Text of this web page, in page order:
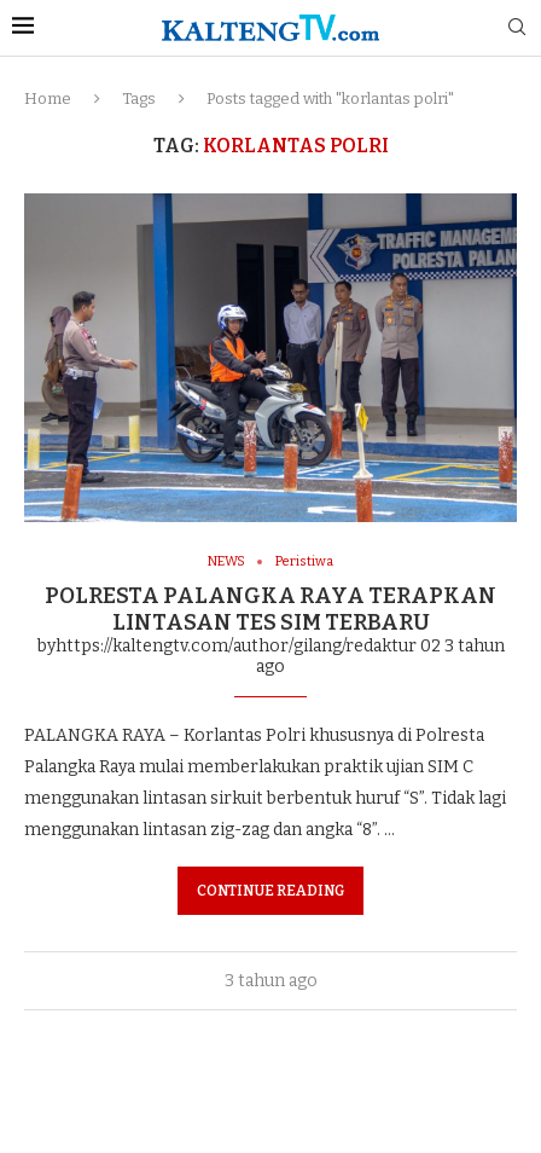
Home Tags Posts tagged with "korlantas polri"
TAG: KORLANTAS POLRI
NEWS Peristiwa
POLRESTA PALANGKA RAYA TERAPKAN
LINTASAN TES SIM TERBARU
byhttps://kaltengtv.com/author/gilang/redaktur 02 3 tahun
ago
PALANGKA RAYA – Korlantas Polri khususnya di Polresta
Palangka Raya mulai memberlakukan praktik ujian SIM C
menggunakan lintasan sirkuit berbentuk huruf “S”. Tidak lagi
menggunakan lintasan zig-zag dan angka “8”. …
CONTINUE READING
3 tahun ago